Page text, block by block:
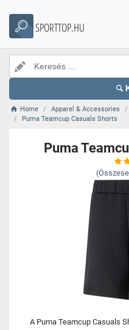
SPORTTOP.HU
Home Apparel & Accessories
Puma Teamcup Casuals Shorts
Puma
A Puma Teamcup Casuals